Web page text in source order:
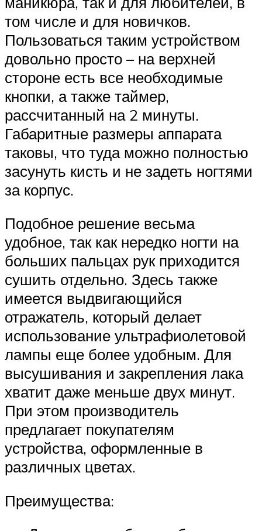
том числе и для новичков.
Пользоваться таким устройством
довольно просто – на верхней
стороне есть все необходимые
кнопки, а также таймер,
рассчитанный на 2 минуты.
Габаритные размеры аппарата
таковы, что туда можно полностью
засунуть кисть и не задеть ногтями
за корпус.
Подобное решение весьма
удобное, так как нередко ногти на
больших пальцах рук приходится
сушить отдельно. Здесь также
имеется выдвигающийся
отражатель, который делает
использование ультрафиолетовой
лампы еще более удобным. Для
высушивания и закрепления лака
хватит даже меньше двух минут.
При этом производитель
предлагает покупателям
устройства, оформленные в
различных цветах.
Преимущества: